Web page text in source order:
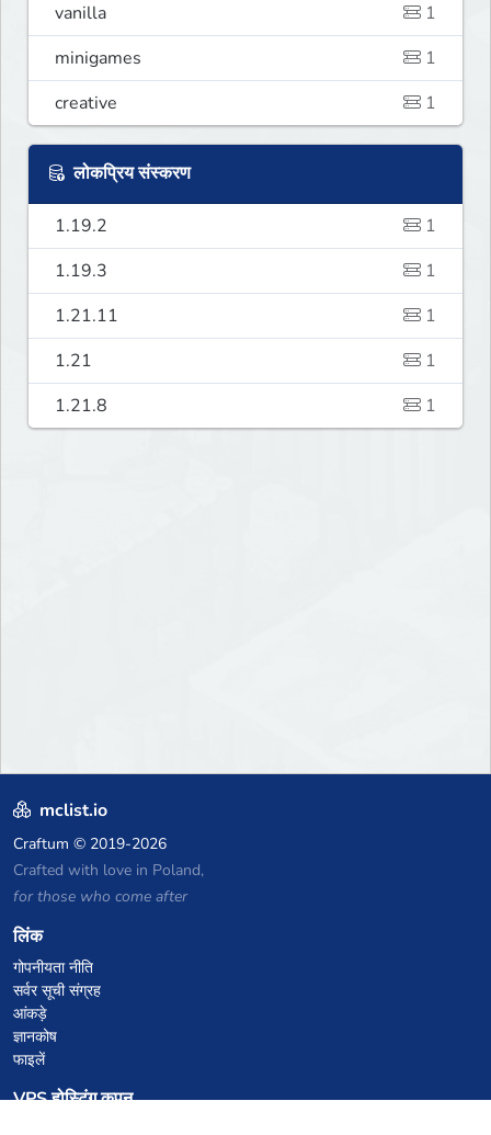
vanilla
1
minigames
1
creative
1
लोकप्रिय संस्करण
1.19.2
1
1.19.3
1
1.21.11
1
1.21
1
1.21.8
1
mclist.io
Craftum © 2019-2026
Crafted with love in Poland,
for those who come after
लिंक
गोपनीयता नीति
सर्वर सूची संग्रह
आंकड़े
ज्ञानकोष
फाइलें
VPS होस्टिंग कूपन